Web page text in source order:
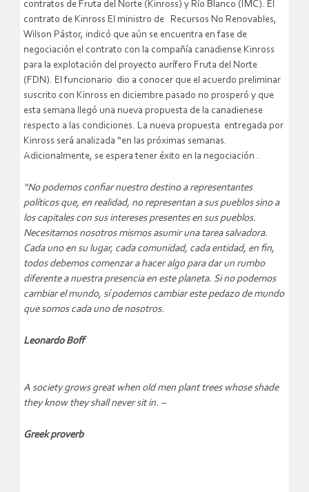
contratos de Fruta del Norte (Kinross) y Río Blanco (IMC). El
contrato de Kinross El ministro de Recursos No Renovables,
Wilson Pástor, indicó que aún se encuentra en fase de
negociación el contrato con la compañía canadiense Kinross
para la explotación del proyecto aurífero Fruta del Norte
(FDN). El funcionario dio a conocer que el acuerdo preliminar
suscrito con Kinross en diciembre pasado no prosperó y que
esta semana llegó una nueva propuesta de la canadienese
respecto a las condiciones. La nueva propuesta entregada por
Kinross será analizada “en las próximas semanas.
Adicionalmente, se espera tener éxito en la negociación .
“No podemos confiar nuestro destino a representantes
políticos que, en realidad, no representan a sus pueblos sino a
los capitales con sus intereses presentes en sus pueblos.
Necesitamos nosotros mismos asumir una tarea salvadora.
Cada uno en su lugar, cada comunidad, cada entidad, en fin,
todos debemos comenzar a hacer algo para dar un rumbo
diferente a nuestra presencia en este planeta. Si no podemos
cambiar el mundo, sí podemos cambiar este pedazo de mundo
que somos cada uno de nosotros.
Leonardo Boff
A society grows great when old men plant trees whose shade
they know they shall never sit in. –
Greek proverb